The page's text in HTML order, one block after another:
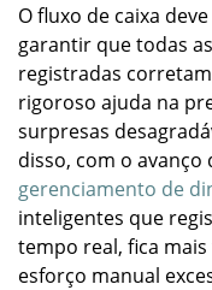
O fluxo de caixa
garantir que todas
registradas
rigoroso ajuda na
surpresas
disso, com o avanço
gerenciamento de
inteligentes que
tempo real, fica
esforço manual